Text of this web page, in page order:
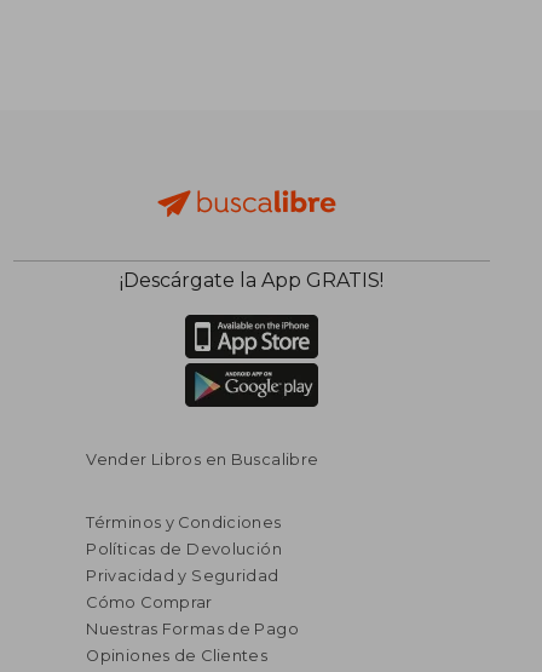
¡Descárgate la App GRATIS!
Vender Libros en Buscalibre
Términos y Condiciones
Políticas de Devolución
Privacidad y Seguridad
Cómo Comprar
Nuestras Formas de Pago
Opiniones de Clientes